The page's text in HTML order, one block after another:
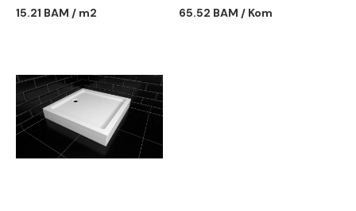
15.21 BAM / m2
65.52 BAM / Kom